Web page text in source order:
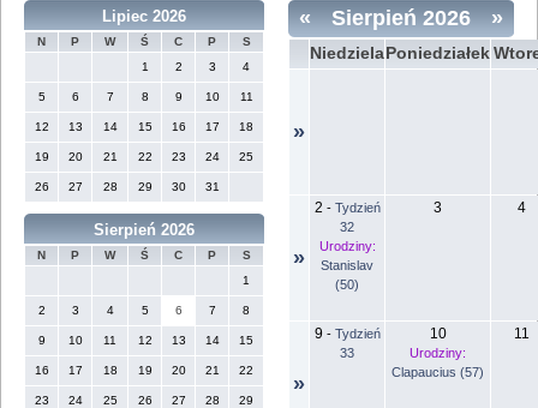
Lipiec 2026
N P W Ś C P
S
1
2 3 4
5 6 7 8 9 10 11
12 13 14 15 16 17 18
19 20 21 22 23 24 25
26 27 28 29 30 31
Sierpień 2026
N P W Ś C P
S
1
2 3 4 5 6 7 8
9 10 11 12 13 14 15
16 17 18 19 20 21 22
23 24 25 26 27 28 29
« »
Sierpień 2026
Niedziela Poniedziałek
»
»
2 - Tydzień
32
Urodziny:
Stanislav
(50)
3 4
»
9 - Tydzień
33
10
Urodziny:
Clapaucius (57)
11